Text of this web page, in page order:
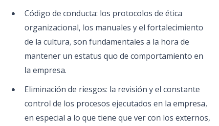
Código de conducta: los protocolos de ética
organizacional, los manuales y el fortalecimiento
de la cultura, son fundamentales a la hora de
mantener un estatus quo de comportamiento en
la empresa.
Eliminación de riesgos: la revisión y el constante
control de los procesos ejecutados en la empresa,
en especial a lo que tiene que ver con los externos,